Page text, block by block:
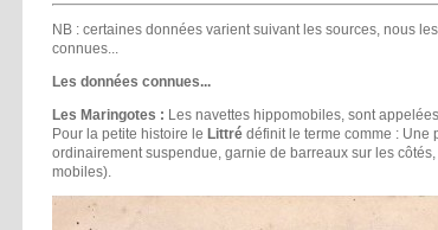
NB : certaines données varient suivant les sources, nous
connues...
Les données connues...
Les Maringotes : Les navettes hippomobiles, sont
Pour la petite histoire le Littré définit le terme comme : Une
ordinairement suspendue, garnie de barreaux sur les
mobiles).